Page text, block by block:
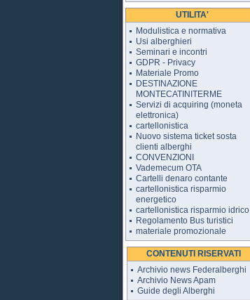
UTILITA'
Modulistica e normativa
Usi alberghieri
Seminari e incontri
GDPR - Privacy
Materiale Promo
DESTINAZIONE
MONTECATINITERME
Servizi di acquiring (moneta
elettronica)
cartellonistica
Nuovo sistema ticket sosta
clienti alberghi
CONVENZIONI
Vademecum OTA
Cartelli denaro contante
cartellonistica risparmio
energetico
cartellonistica risparmio idrico
Regolamento Bus turistici
materiale promozionale
CONTENUTI RISERVATI
Archivio news Federalberghi
Archivio News Apam
Guide degli Alberghi